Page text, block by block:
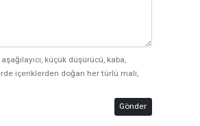
küçük düşürücü, kaba,
içeriklerden doğan her türlü mali,
Gönder